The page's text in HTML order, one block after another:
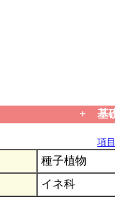
+ 基
項
種子植物
イネ科